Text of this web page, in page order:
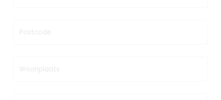
Postcode
Woonplaats